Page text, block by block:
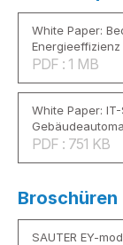
White Paper:
Energieeffizienz
PDF : 1 MB
White Paper:
PDF : 751 KB
Broschüren
SAUTER EY-